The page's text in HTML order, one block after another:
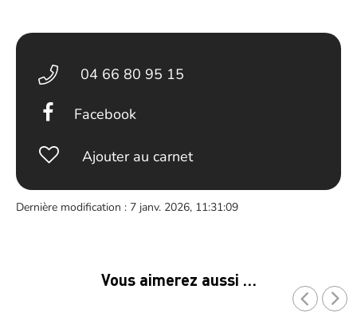
04 66 80 95 15
Facebook
Ajouter au carnet
Dernière modification : 7 janv. 2026, 11:31:09
Vous aimerez aussi …